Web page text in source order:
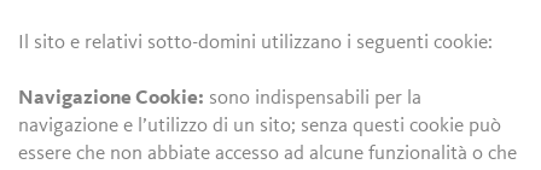
Il sito e relativi sotto-domini utilizzano i seguenti cookie:
Navigazione Cookie: sono indispensabili per la
navigazione e l’utilizzo di un sito; senza questi cookie può
essere che non abbiate accesso ad alcune funzionalità o che